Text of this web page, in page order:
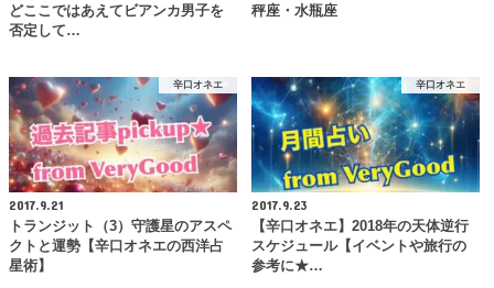
どここではあえてビアンカ男子を
否定して…
秤座・水瓶座
辛口オネエ
2017.9.21
トランジット（3）守護星のアスペ
クトと運勢【辛口オネエの西洋占
星術】
辛口オネエ
2017.9.23
【辛口オネエ】2018年の天体逆行
スケジュール【イベントや旅行の
参考に★…